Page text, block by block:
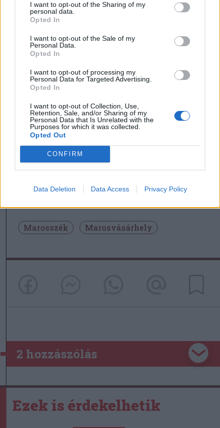
I want to opt-out of the Sharing of my
personal data.
Opted In
I want to opt-out of the Sale of my
Personal Data.
Opted In
I want to opt-out of processing my
Personal Data for Targeted Advertising.
Opted In
I want to opt-out of Collection, Use,
Retention, Sale, and/or Sharing of my
Personal Data that Is Unrelated with the
Purposes for which it was collected.
Opted Out
CONFIRM
Data Deletion Data Access Privacy Policy
nem a nyilvánosságnak
felhasználásával és erre
való felbujtással is
gyanúsítják.
Az elöljárót 60 napra polgármesteri
feladatköre gyakorlásától is eltiltották, a
tiltást júniusban újabb 60 napra
meghosszabbították.
Marosszék Marosvásárhely
2 hozzászólás
Ezek is érdekelhetik